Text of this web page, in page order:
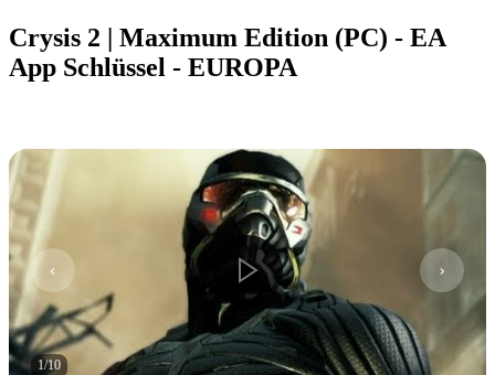
Crysis 2 | Maximum Edition (PC) - EA
App Schlüssel - EUROPA
1/10